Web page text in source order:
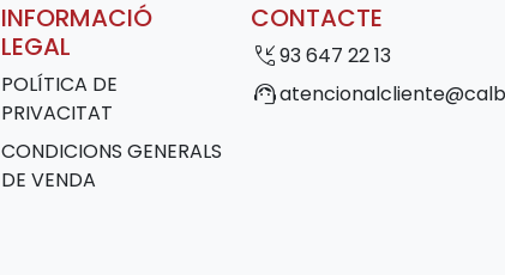
INFORMACIÓ
LEGAL
POLÍTICA DE
PRIVACITAT
CONDICIONS GENERALS
DE VENDA
CONTACTE
phone_callback93 647 22 13
support_agent